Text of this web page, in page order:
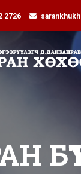
2726